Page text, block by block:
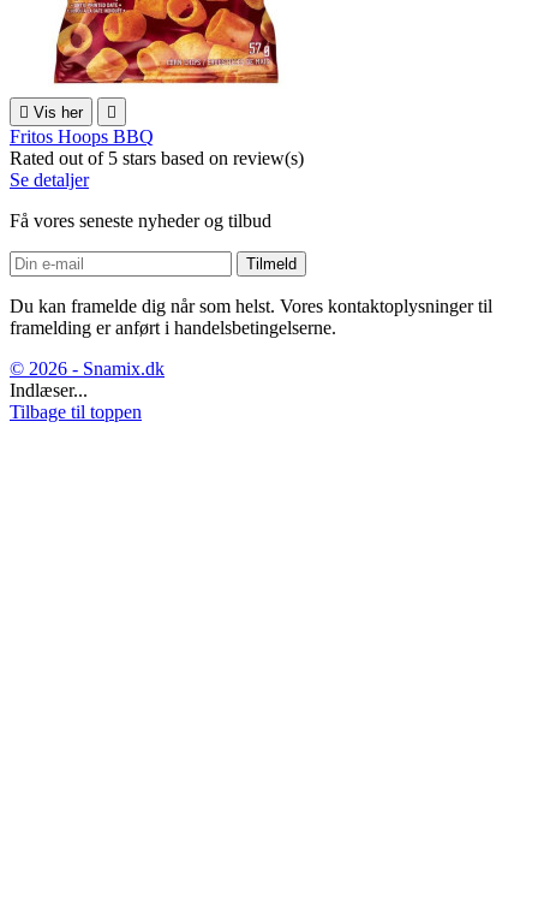
 Vis her 
Fritos Hoops BBQ
Rated out of 5 stars based on review(s)
Se detaljer
Få vores seneste nyheder og tilbud
Du kan framelde dig når som helst. Vores kontaktoplysninger til
framelding er anført i handelsbetingelserne.
© 2026 - Snamix.dk
Indlæser...
Tilbage til toppen